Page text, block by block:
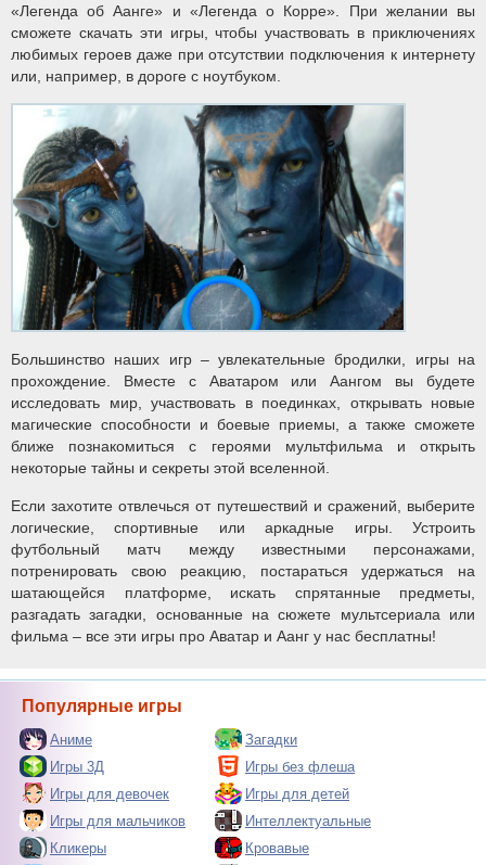
«Легенда об Аанге» и «Легенда о Корре». При желании вы
сможете скачать эти игры, чтобы участвовать в приключениях
любимых героев даже при отсутствии подключения к интернету
или, например, в дороге с ноутбуком.
Большинство наших игр – увлекательные бродилки, игры на
прохождение. Вместе с Аватаром или Аангом вы будете
исследовать мир, участвовать в поединках, открывать новые
магические способности и боевые приемы, а также сможете
ближе познакомиться с героями мультфильма и открыть
некоторые тайны и секреты этой вселенной.
Если захотите отвлечься от путешествий и сражений, выберите
логические, спортивные или аркадные игры. Устроить
футбольный матч между известными персонажами,
потренировать свою реакцию, постараться удержаться на
шатающейся платформе, искать спрятанные предметы,
разгадать загадки, основанные на сюжете мультсериала или
фильма – все эти игры про Аватар и Аанг у нас бесплатны!
Популярные игры
Аниме
Загадки
Игры 3Д
Игры без флеша
Игры для девочек
Игры для детей
Игры для мальчиков
Интеллектуальные
Кликеры
Кровавые